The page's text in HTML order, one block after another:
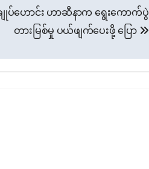
ချုပ်ဟောင်း ဟာဆီနာက ရွေးကောက်ပွဲ
တားမြစ်မှု ပယ်ဖျက်ပေးဖို့ ပြော